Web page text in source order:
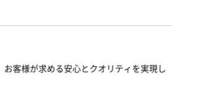
客様が求める安心とクオリティを実現し